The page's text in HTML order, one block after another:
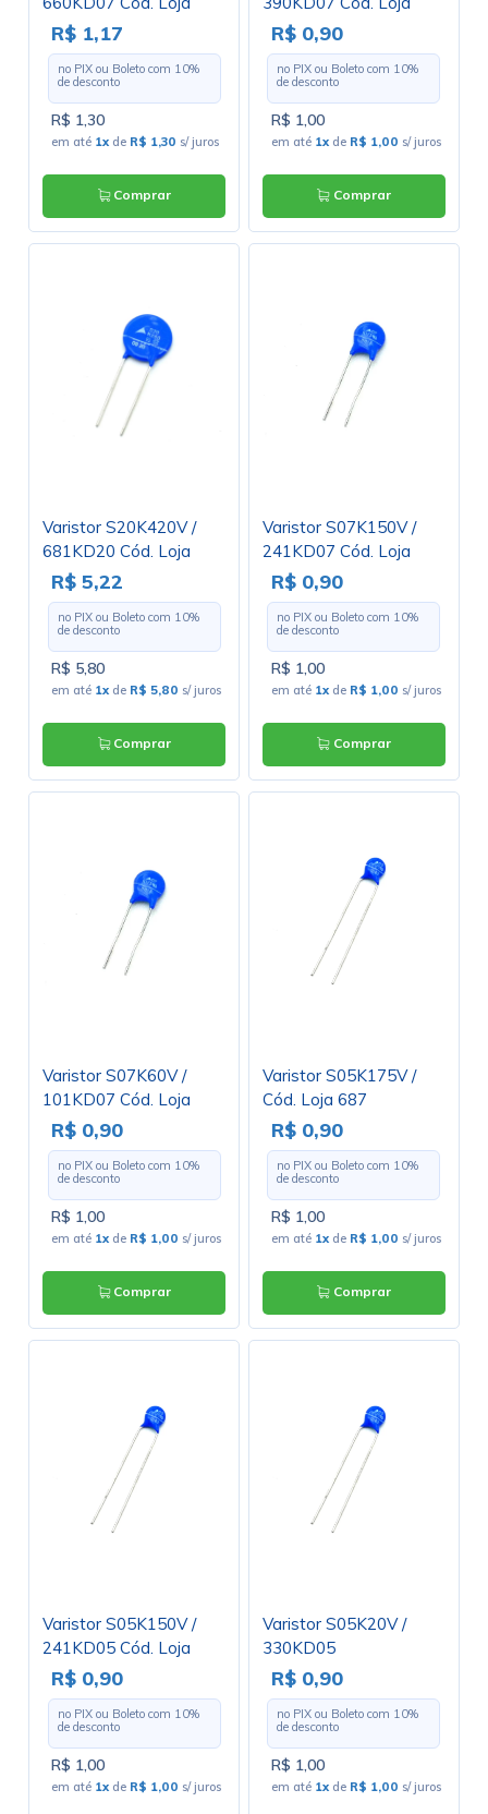
3238
R$ 1,17
no PIX ou Boleto com 10%
de desconto
R$ 1,30
em até 1x de R$ 1,30 s/ juros
Comprar
2420
R$ 0,90
no PIX ou Boleto com 10%
de desconto
R$ 1,00
em até 1x de R$ 1,00 s/ juros
Comprar
Varistor S20K420V /
681KD20 Cód. Loja
4317
R$ 5,22
no PIX ou Boleto com 10%
de desconto
R$ 5,80
em até 1x de R$ 5,80 s/ juros
Comprar
Varistor S07K150V /
241KD07 Cód. Loja
4446
R$ 0,90
no PIX ou Boleto com 10%
de desconto
R$ 1,00
em até 1x de R$ 1,00 s/ juros
Comprar
Varistor S07K60V /
101KD07 Cód. Loja
3038
R$ 0,90
no PIX ou Boleto com 10%
de desconto
R$ 1,00
em até 1x de R$ 1,00 s/ juros
Comprar
Varistor S05K175V /
Cód. Loja 687
R$ 0,90
no PIX ou Boleto com 10%
de desconto
R$ 1,00
em até 1x de R$ 1,00 s/ juros
Comprar
Varistor S05K150V /
241KD05 Cód. Loja
2826
R$ 0,90
no PIX ou Boleto com 10%
de desconto
R$ 1,00
em até 1x de R$ 1,00 s/ juros
Varistor S05K20V /
330KD05
R$ 0,90
no PIX ou Boleto com 10%
de desconto
R$ 1,00
em até 1x de R$ 1,00 s/ juros